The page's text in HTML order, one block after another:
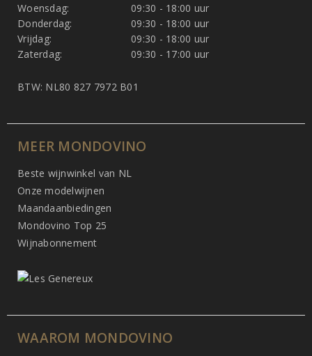
Woensdag:
09:30 - 18:00 uur
Donderdag:
09:30 - 18:00 uur
Vrijdag:
09:30 - 18:00 uur
Zaterdag:
09:30 - 17:00 uur
BTW: NL80 827 7972 B01
MEER MONDOVINO
Beste wijnwinkel van NL
Onze modelwijnen
Maandaanbiedingen
Mondovino Top 25
Wijnabonnement
WAAROM MONDOVINO